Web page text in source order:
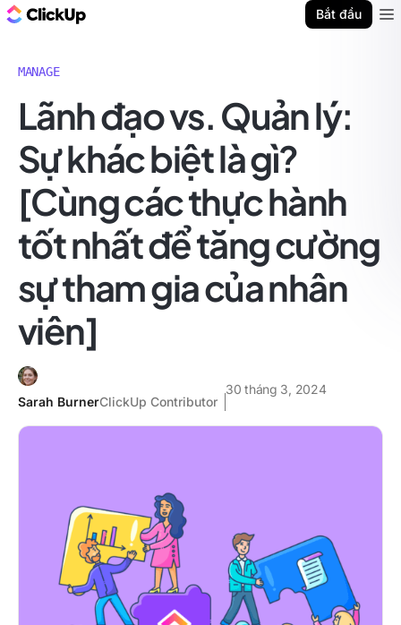
Bắt đầu
MANAGE
Lãnh đạo vs. Quản lý:
Sự khác biệt là gì?
[Cùng các thực hành
tốt nhất để tăng cường
sự tham gia của nhân
viên]
Sarah BurnerClickUp Contributor
30 tháng 3, 2024